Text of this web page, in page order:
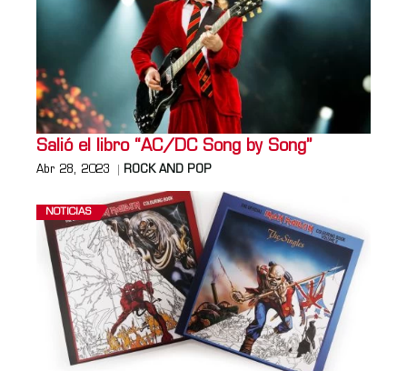
Salió el libro “AC/DC Song by Song”
Abr 28, 2023 ROCK AND POP
NOTICIAS